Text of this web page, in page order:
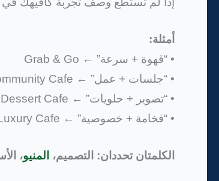
أمثلة:
• “قهوة + سرعة” ← Grab & Go
• “جلسات + عمل” ← Community Cafe
• “تصوير + حلويات” ← Dessert Cafe
• “فخامة + خصوصية” ← Luxury Cafe
الكلمتان تحددان: التصميم، المنيو،